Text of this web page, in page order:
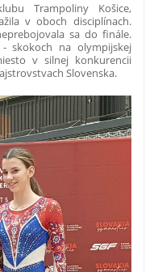
Trampoliny Košice,
v oboch disciplínach.
sa do finále.
skokoch na olympijskej
v silnej konkurencii
Slovenska.